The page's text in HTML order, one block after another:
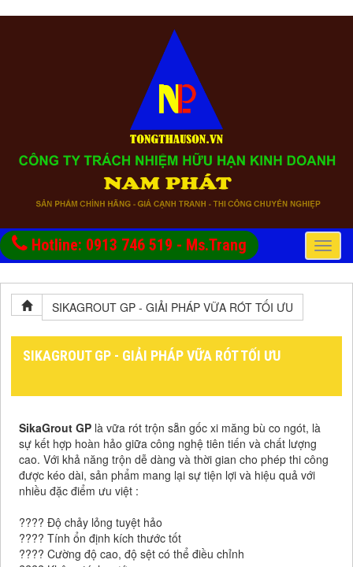
Hotline: 0913 746 519 - Ms.Trang
Toggle
SIKAGROUT GP - GIẢI PHÁP VỮA RÓT TỐI ƯU
SIKAGROUT GP - GIẢI PHÁP VỮA RÓT TỐI ƯU
SikaGrout GP là vữa rót trộn sẵn gốc xi măng bù co ngót, là
sự kết hợp hoàn hảo giữa công nghệ tiên tiến và chất lượng
cao. Với khả năng trộn dễ dàng và thời gian cho phép thi công
được kéo dài, sản phẩm mang lại sự tiện lợi và hiệu quả với
nhiều đặc điểm ưu việt :
???? Độ chảy lỏng tuyệt hảo
???? Tính ổn định kích thước tốt
???? Cường độ cao, độ sệt có thể điều chỉnh